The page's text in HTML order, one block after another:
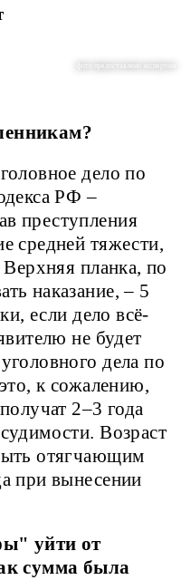
фото предоставлено экспертом
дело по
РФ –
преступления
средней тяжести,
планка, по
наказание, – 5
если дело всё-
не будет
дела по
к сожалению,
2–3 года
Возраст
отягчающим
при вынесении
уйти от
сумма была